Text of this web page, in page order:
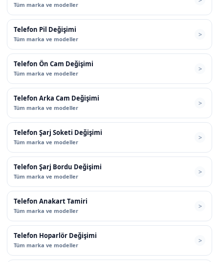
Tüm marka ve modeller
Telefon Pil Değişimi
Tüm marka ve modeller
Telefon Ön Cam Değişimi
Tüm marka ve modeller
Telefon Arka Cam Değişimi
Tüm marka ve modeller
Telefon Şarj Soketi Değişimi
Tüm marka ve modeller
Telefon Şarj Bordu Değişimi
Tüm marka ve modeller
Telefon Anakart Tamiri
Tüm marka ve modeller
Telefon Hoparlör Değişimi
Tüm marka ve modeller